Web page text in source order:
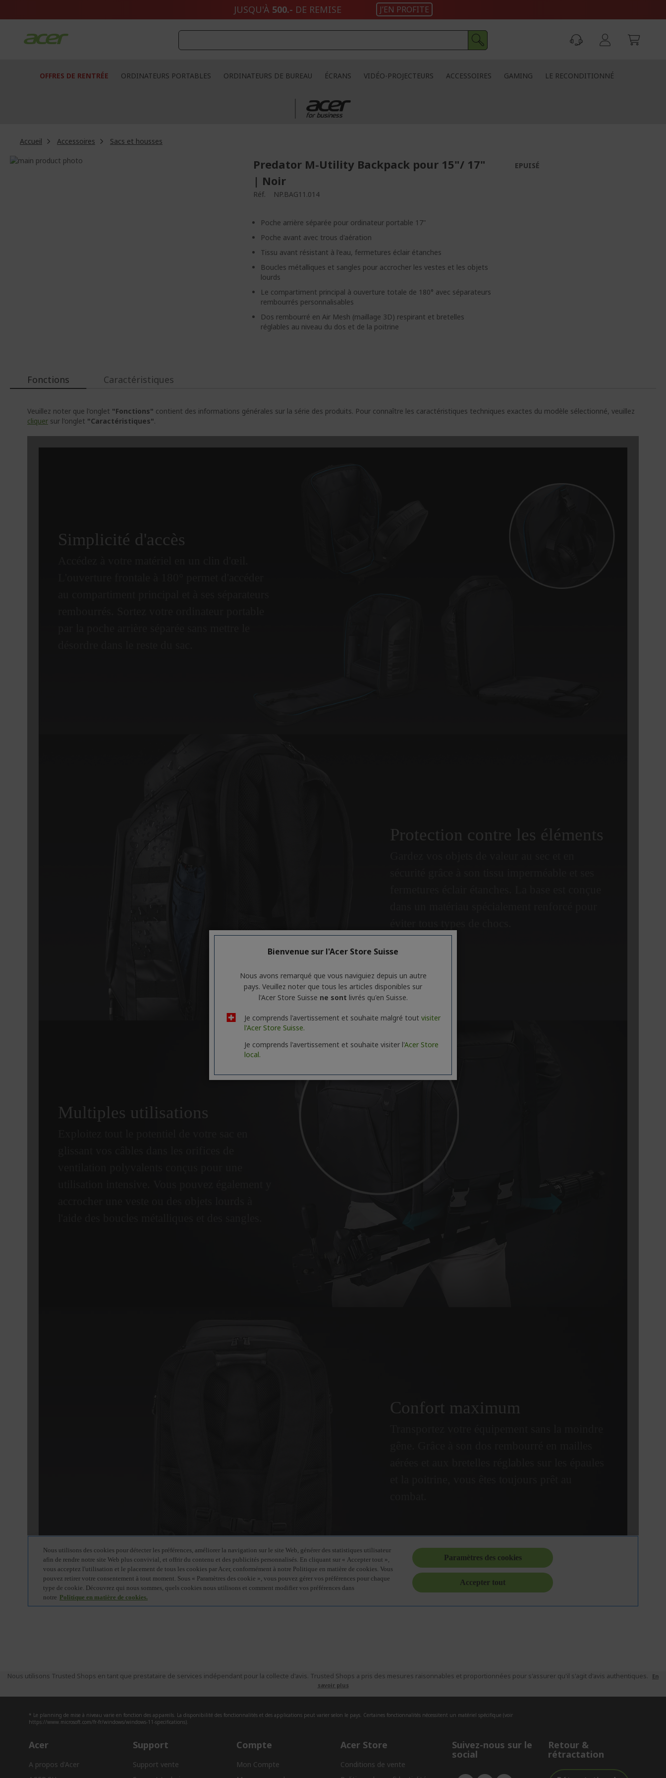
JUSQU'À 500.- DE REMISE J’EN PROFITE
OFFRES DE RENTRÉE ORDINATEURS PORTABLES ORDINATEURS DE BUREAU ÉCRANS VIDÉO-PROJECTEURS ACCESSOIRES GAMING LE RECONDITIONNÉ
Accueil Accessoires
Sacs et housses
Passer
Predator M-Utility Backpack pour 15"/ 17"
| Noir
Réf. NP.BAG11.014
Poche arrière séparée pour ordinateur portable 17"
Poche avant avec trous d'aération
Tissu avant résistant à l'eau, fermetures éclair étanches
Boucles métalliques et sangles pour accrocher les vestes et les objets
lourds
Le compartiment principal à ouverture totale de 180° avec séparateurs
rembourrés personnalisables
Dos rembourré en Air Mesh (maillage 3D) respirant et bretelles
réglables au niveau du dos et de la poitrine
EPUISÉ
Fonctions
Veuillez noter que l'onglet "Fonctions" contient des informations générales sur la série des produits. Pour connaître les caractéristiques techniques exactes du modèle sélectionné, veuillez
cliquer sur l'onglet "Caractéristiques".
Caractéristiques
Nous utilisons Trusted Shops en tant que prestataire de services indépendant pour la collecte d'avis. Trusted Shops a pris des mesures raisonnables et proportionnées pour s'assurer qu'il s'agit d'avis authentiques.
En
savoir plus
* Le planning de mise à niveau varie en fonction des appareils. La disponibilité des fonctionnalités et des applications peut varier selon le pays. Certaines fonctionnalités nécessitent un matériel spécifique (voir
https://www.microsoft.com/fr-fr/windows/windows-11-specifications).
Acer
A propos d'Acer
Support
Support vente
Compte
Mon Compte
Acer Store
Conditions de vente
Suivez-nous sur le
social
Retour &
rétractation
Bienvenue sur l'Acer Store Suisse
Nous avons remarqué que vous naviguiez depuis un autre
pays. Veuillez noter que tous les articles disponibles sur
l'Acer Store Suisse ne sont livrés qu'en Suisse.
Je comprends l'avertissement et souhaite malgré tout visiter
l'Acer Store Suisse.
Je comprends l'avertissement et souhaite visiter l'Acer Store
local.